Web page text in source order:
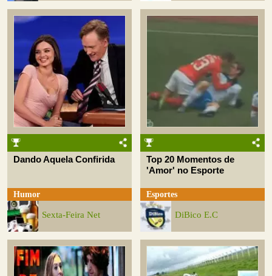
Dando Aquela Confirida
Humor
Sexta-Feira Net
Top 20 Momentos de
'Amor' no Esporte
Esportes
DiBico E.C